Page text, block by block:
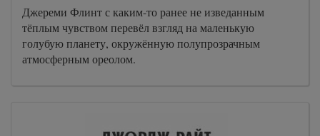
Джереми Флинт с каким-то ранее не изведанным
тёплым чувством перевёл взгляд на маленькую
голубую планету, окружённую полупрозрачным
атмосферным ореолом.